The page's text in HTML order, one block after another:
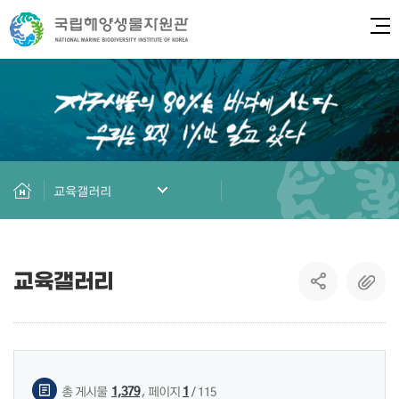
교육갤러리
교육갤러리
게시물 검색
총 게시물 1,379, 페이지 1 / 115